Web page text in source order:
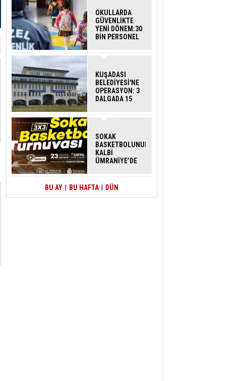
OKULLARDA
GÜVENLİKTE
YENİ DÖNEM:30
BİN PERSONEL
DEDEKTÖRLÜ
KUŞADASI
BELEDİYESİ'NE
OPERASYON: 3
DALGADA 15
SOKAK
BASKETBOLUNUN
KALBİ
ÜMRANİYE’DE
BU AY BU HAFTA DÜN